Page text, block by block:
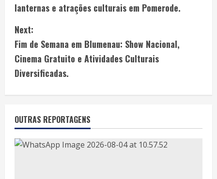
lanternas e atrações culturais em Pomerode.
Next:
Fim de Semana em Blumenau: Show Nacional,
Cinema Gratuito e Atividades Culturais
Diversificadas.
OUTRAS REPORTAGENS